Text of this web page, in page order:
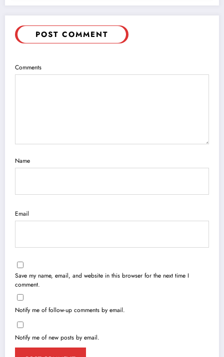
POST COMMENT
Comments
Name
Email
Save my name, email, and website in this browser for the next time I
comment.
Notify me of follow-up comments by email.
Notify me of new posts by email.